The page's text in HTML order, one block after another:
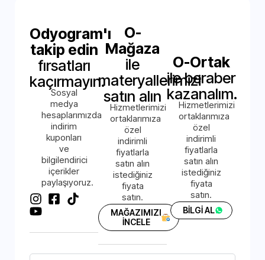
Odyogram'ı
takip edin
fırsatları
kaçırmayın.
Sosyal
medya
hesaplarımızda
indirim
kuponları
ve
bilgilendirici
içerikler
paylaşıyoruz.
O-
Mağaza
ile
materyallerimizi
satın alın
Hizmetlerimizi
ortaklarımıza
özel
indirimli
fiyatlarla
satın alın
istediğiniz
fiyata
satın.
MAĞAZIMIZI
İNCELE
O-Ortak
ile beraber
kazanalım.
Hizmetlerimizi
ortaklarımıza
özel
indirimli
fiyatlarla
satın alın
istediğiniz
fiyata
satın.
BİLGİ AL